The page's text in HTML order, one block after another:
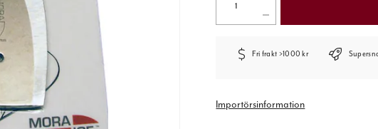
Fri frakt >1000 kr
Importörsinformation